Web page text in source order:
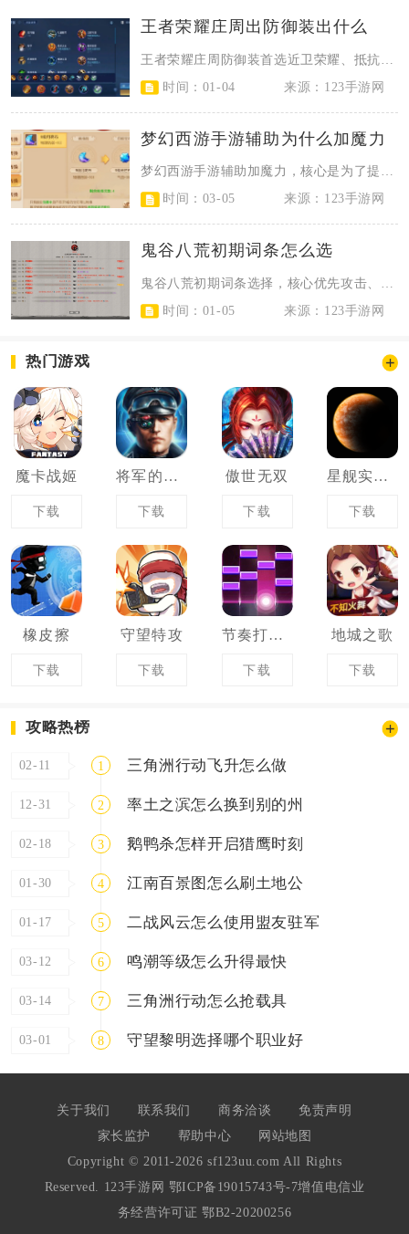
王者荣耀庄周出防御装出什么
时间：01-04
来源：123手游网
梦幻西游手游辅助为什么加魔力
梦幻西游手游辅助加魔力，核心是为了提升法术防御、魔法上限与特定技能效果，部分...
时间：03-05
来源：123手游网
鬼谷八荒初期词条怎么选
时间：01-05
来源：123手游网
热门游戏
魔卡战姬
下载
将军的荣耀2
下载
傲世无双
下载
星舰实验室
下载
橡皮擦
下载
守望特攻
下载
节奏打砖块
下载
地城之歌
下载
攻略热榜
02-11 1 三角洲行动飞升怎么做
12-31 2 率土之滨怎么换到别的州
02-18 3 鹅鸭杀怎样开启猎鹰时刻
01-30 4 江南百景图怎么刷土地公
01-17 5 二战风云怎么使用盟友驻军
03-12 6 鸣潮等级怎么升得最快
03-14 7 三角洲行动怎么抢载具
03-01 8 守望黎明选择哪个职业好
关于我们 联系我们 商务洽谈
免责声明
家长监护
帮助中心
网站地图
Copyright © 2011-2026 sf123uu.com All Rights
Reserved. 123手游网 鄂ICP备19015743号-7增值电信业
务经营许可证 鄂B2-20200256